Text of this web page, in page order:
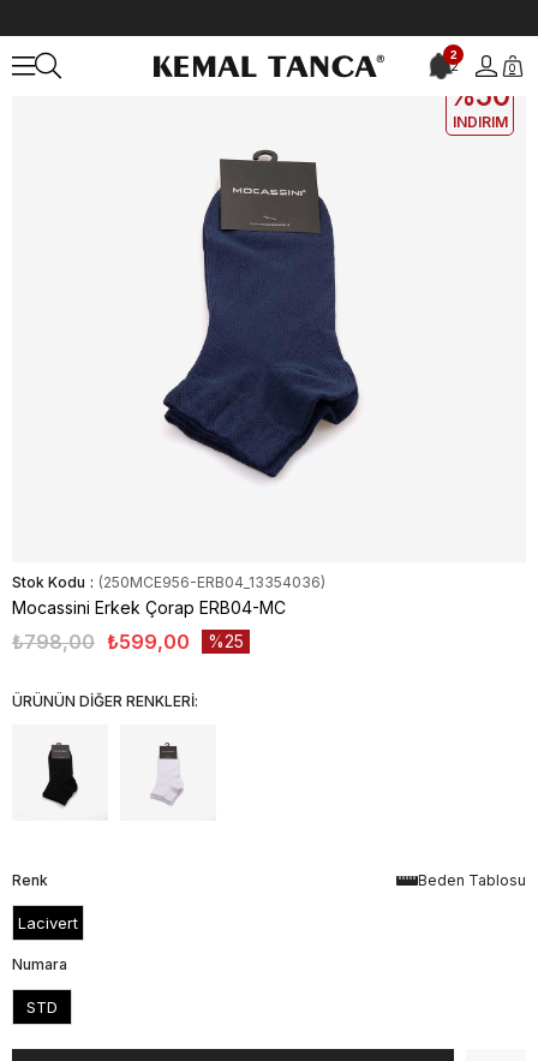
2
2 0
2. ÜRÜNE
%50
INDIRIM
Stok Kodu (250MCE956-ERB04_13354036)
Mocassini Erkek Çorap ERB04-MC
₺798,00 ₺599,00 25
ÜRÜNÜN DİĞER RENKLERİ:
Beden Tablosu
Renk
Lacivert
Numara
STD